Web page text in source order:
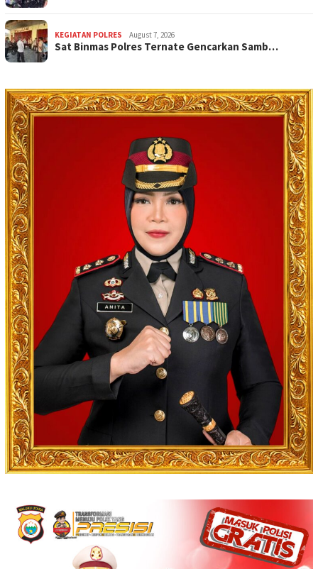
KEGIATAN POLRES August 7, 2026
Sat Binmas Polres Ternate Gencarkan Samb…